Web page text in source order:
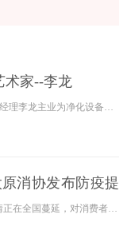
术家--李龙
安徽省领鹰电子商务有限公司成立于2023年,公司总经理李龙主业为净化设备行业，从业23年。李龙毕业于安徽省机电 技 师 学院电气类专业，学校毕业后即分入国企蚌埠净化设备厂工程部
消协发布防疫提
黄河新闻网消息(周玉立)新型冠状病毒中的肺炎疫情正在全国蔓延，对消费者健康构成严重威胁。1月29日，太原市消费者协会发布防疫安全提醒，提醒消费者: 第一，保持良好的卫生习惯